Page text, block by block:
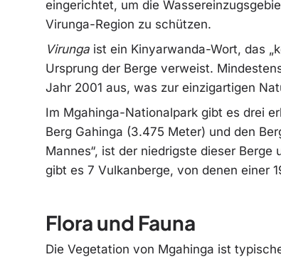
eingerichtet, um die
Virunga-Region zu schützen.
Virunga ist ein Kinyarwanda-Wort, das
Ursprung der Berge verweist.
Jahr 2001 aus, was zur einzigartigen
Im Mgahinga-Nationalpark gibt es drei
Berg Gahinga (3.475 Meter) und den
Mannes“, ist der niedrigste dieser
gibt es 7 Vulkanberge, von denen einer
Flora und Fauna
Die Vegetation von Mgahinga ist